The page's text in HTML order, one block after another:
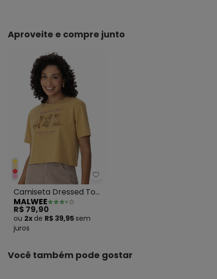
Aproveite e compre junto
Malwee - Camiseta Dressed
Camiseta Dressed To
Bark Amarelo
MALWEE
R$ 79,90
ou 2x de R$ 39,95 sem
juros
Você também pode gostar